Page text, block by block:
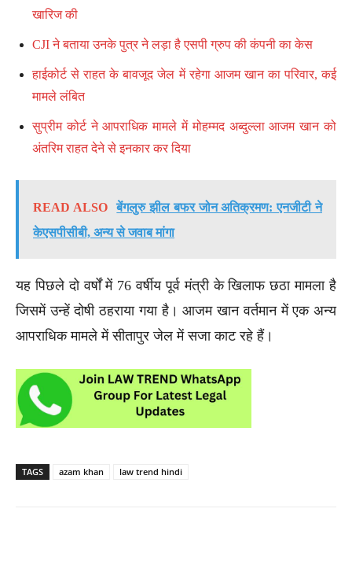
खारिज की
CJI ने बताया उनके पुत्र ने लड़ा है एसपी ग्रुप की कंपनी का केस
हाईकोर्ट से राहत के बावजूद जेल में रहेगा आजम खान का परिवार, कई
मामले लंबित
सुप्रीम कोर्ट ने आपराधिक मामले में मोहम्मद अब्दुल्ला आजम खान को
अंतरिम राहत देने से इनकार कर दिया
READ ALSO
बेंगलुरु झील बफर जोन अतिक्रमण: एनजीटी ने
केएसपीसीबी, अन्य से जवाब मांगा
यह पिछले दो वर्षों में 76 वर्षीय पूर्व मंत्री के खिलाफ छठा मामला है
जिसमें उन्हें दोषी ठहराया गया है। आजम खान वर्तमान में एक अन्य
आपराधिक मामले में सीतापुर जेल में सजा काट रहे हैं।
TAGS azam khan law trend hindi